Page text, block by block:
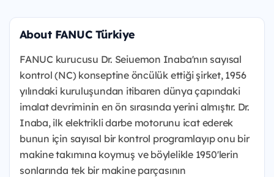
About FANUC Türkiye
FANUC kurucusu Dr. Seiuemon Inaba'nın sayısal
kontrol (NC) konseptine öncülük ettiği şirket, 1956
yılındaki kuruluşundan itibaren dünya çapındaki
imalat devriminin en ön sırasında yerini almıştır. Dr.
Inaba, ilk elektrikli darbe motorunu icat ederek
bunun için sayısal bir kontrol programlayıp onu bir
makine takımına koymuş ve böylelikle 1950'lerin
sonlarında tek bir makine parçasının